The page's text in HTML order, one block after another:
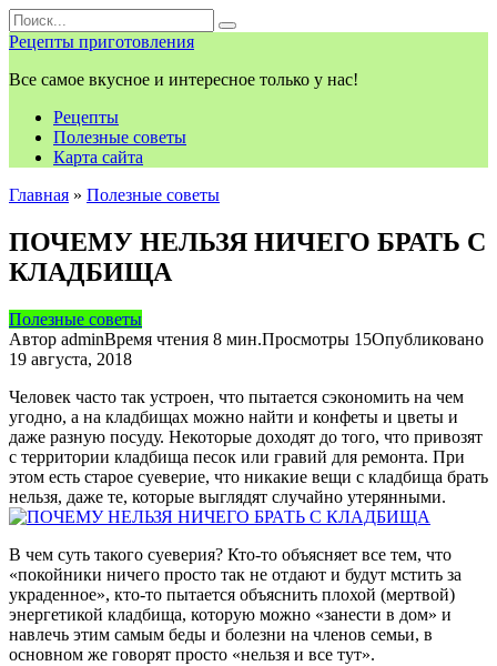
Перейти
к
контенту
Search
for:
Рецепты приготовления
Все самое вкусное и интересное только у нас!
Рецепты
Полезные советы
Карта сайта
Главная » Полезные советы
ПОЧЕМУ НЕЛЬЗЯ НИЧЕГО БРАТЬ С
КЛАДБИЩА
Полезные советы
Автор adminВремя чтения 8 мин.Просмотры 15Опубликовано
19 августа, 2018
Человек часто так устроен, что пытается сэкономить на чем
угодно, а на кладбищах можно найти и конфеты и цветы и
даже разную посуду. Некоторые доходят до того, что привозят
с территории кладбища песок или гравий для ремонта. При
этом есть старое суеверие, что никакие вещи с кладбища брать
нельзя, даже те, которые выглядят случайно утерянными.
В чем суть такого суеверия? Кто-то объясняет все тем, что
«покойники ничего просто так не отдают и будут мстить за
украденное», кто-то пытается объяснить плохой (мертвой)
энергетикой кладбища, которую можно «занести в дом» и
навлечь этим самым беды и болезни на членов семьи, в
основном же говорят просто «нельзя и все тут».